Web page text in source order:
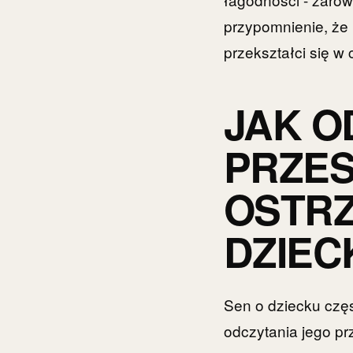
przypomnienie,
przekształci się w
JAK
Sen o dziecku
odczytania jego